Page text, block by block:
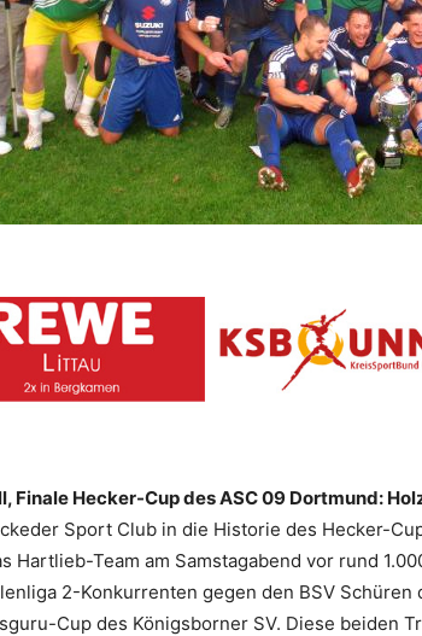
Finale Hecker-Cup des ASC 09 Dortmund:
Sport Club in die Historie des Hecker-
Hartlieb-Team am Samstagabend vor rund
2-Konkurrenten gegen den BSV
Cup des Königsborner SV. Diese beiden